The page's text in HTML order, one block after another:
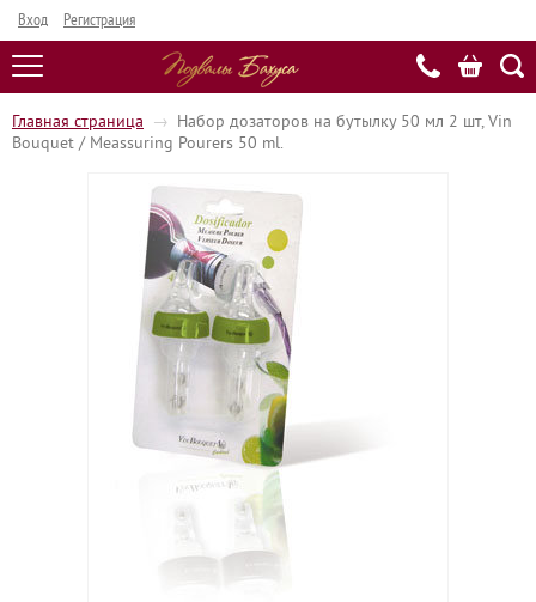
Вход Регистрация
Главная страница →
Набор дозаторов на бутылку 50 мл 2 шт, Vin
Bouquet / Meassuring Pourers 50 ml.